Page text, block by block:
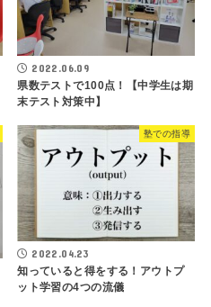
2022.06.09
県数テストで100点！【中学生は期
末テスト対策中】
塾での指導
2022.04.23
知っていると得をする！アウトプ
ット学習の4つの流儀